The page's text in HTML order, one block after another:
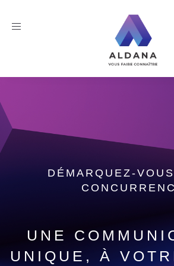
Toggle
DÉMARQUEZ-
UNE
UNIQUE, À